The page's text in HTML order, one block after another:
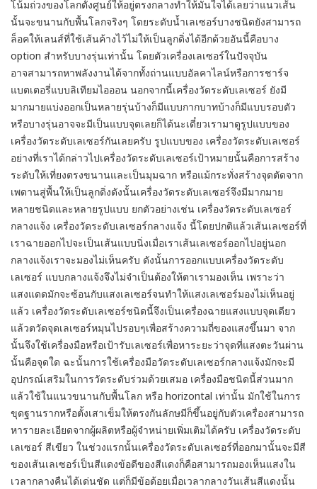
โน้มถ่วงของโลกตั้งศูนย์ให้อยู่ตรงกลางทำให้มั่นใจได้เลยว่าแนวเส้น
นั้นจะขนานกับพื้นโลกจริงๆ โดยระดับน้ำเลเซอร์บางชนิดยังสามารถ
ล็อคให้เลนส์ที่ใช้เส้นค้างไว้ไม่ให้เป็นลูกดิ่งได้อีกด้วยอันนี้คือบาง
option สำหรับบางรุ่นเท่านั้น โดยตัวเครื่องเลเซอร์ในปัจจุบัน
อาจสามารถหาพลังงานได้จากทั้งถ่านแบบอัลคาไลน์หรือการชาร์จ
แบตเตอรี่แบบลิเทียมไอออน นอกจากนี้เครื่องวัดระดับเลเซอร์ ยังมี
มากมายแบ่งออกเป็นหลายรุ่นบ้างก็มีแบบกากบาทบ้างก็มีแบบรอบตัว
หรือบางรุ่นอาจจะมีเป็นแบบจุดเลยก็ได้นะเดี๋ยวเรามาดูรูปแบบของ
เครื่องวัดระดับเลเซอร์กันเลยครับ รูปแบบของ เครื่องวัดระดับเลเซอร์
อย่างที่เราได้กล่าวไปเครื่องวัดระดับเลเซอร์เป้าหมายนั้นคือการสร้าง
ระดับให้เที่ยงตรงขนานและเป็นมุมฉาก หรือแม้กระทั่งสร้างจุดตัดจาก
เพดานสู่พื้นให้เป็นลูกดิ่งดังนั้นเครื่องวัดระดับเลเซอร์จึงมีมากมาย
หลายชนิดและหลายรูปแบบ ยกตัวอย่างเช่น เครื่องวัดระดับเลเซอร์
กลางแจ้ง เครื่องวัดระดับเลเซอร์กลางแจ้ง นี้โดยปกติแล้วเส้นเลเซอร์ที่
เราฉายออกไปจะเป็นเส้นแบบนิ่งเมื่อเราเส้นเลเซอร์ออกไปอยู่นอก
กลางแจ้งเราจะมองไม่เห็นครับ ดังนั้นการออกแบบเครื่องวัดระดับ
เลเซอร์ แบบกลางแจ้งจึงไม่จำเป็นต้องให้ตาเรามองเห็น เพราะว่า
แสงแดดมักจะซ้อนกับแสงเลเซอร์จนทำให้แสงเลเซอร์มองไม่เห็นอยู่
แล้ว เครื่องวัดระดับเลเซอร์ชนิดนี้จึงเป็นเครื่องฉายแสงแบบจุดเดียว
แล้วตวัดจุดเลเซอร์หมุนไปรอบๆเพื่อสร้างความถี่ของแสงขึ้นมา จาก
นั้นจึงใช้เครื่องมือหรือเป้ารับเลเซอร์เพื่อหาระยะว่าจุดที่แสงตะวันผ่าน
นั้นคือจุดใด ฉะนั้นการใช้เครื่องมือวัดระดับเลเซอร์กลางแจ้งมักจะมี
อุปกรณ์เสริมในการวัดระดับร่วมด้วยเสมอ เครื่องมือชนิดนี้ส่วนมาก
แล้วใช้ในแนวขนานกับพื้นโลก หรือ horizontal เท่านั้น มักใช้ในการ
ขุดฐานรากหรือตั้งเสาเข็มให้ตรงกันลักษมีก็ขึ้นอยู่กับตัวเครื่องสามารถ
หารายละเอียดจากผู้ผลิตหรือผู้จำหน่ายเพิ่มเติมได้ครับ เครื่องวัดระดับ
เลเซอร์ สีเขียว ในช่วงแรกนั้นเครื่องวัดระดับเลเซอร์ที่ออกมานั้นจะมีสี
ของเส้นเลเซอร์เป็นสีแดงข้อดีของสีแดงก็คือสามารถมองเห็นแสงใน
เวลากลางคืนได้เด่นชัด แต่ก็มีข้อด้อยเมื่อเวลากลางวันเส้นสีแดงนั้น